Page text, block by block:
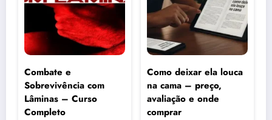
Combate e
Sobrevivência com
Lâminas – Curso
Completo
Como deixar ela louca
na cama – preço,
avaliação e onde
comprar